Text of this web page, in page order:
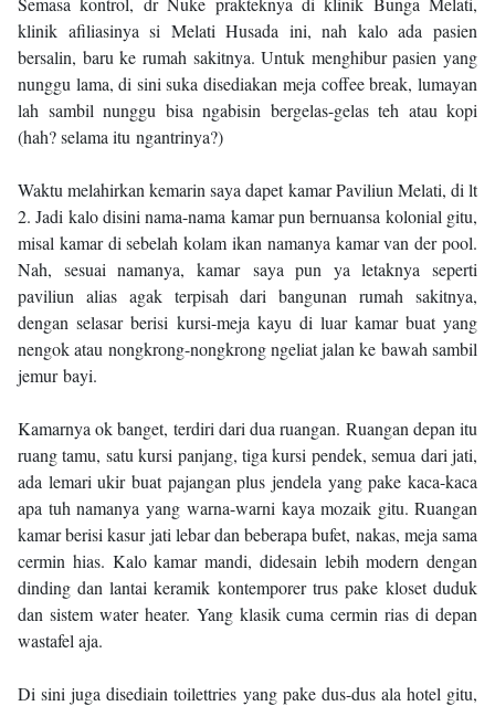
klinik afiliasinya si Melati Husada ini, nah kalo ada pasien
bersalin, baru ke rumah sakitnya. Untuk menghibur pasien yang
nunggu lama, di sini suka disediakan meja coffee break, lumayan
lah sambil nunggu bisa ngabisin bergelas-gelas teh atau kopi
(hah? selama itu ngantrinya?)
Waktu melahirkan kemarin saya dapet kamar Paviliun Melati, di lt
2. Jadi kalo disini nama-nama kamar pun bernuansa kolonial gitu,
misal kamar di sebelah kolam ikan namanya kamar van der pool.
Nah, sesuai namanya, kamar saya pun ya letaknya seperti
paviliun alias agak terpisah dari bangunan rumah sakitnya,
dengan selasar berisi kursi-meja kayu di luar kamar buat yang
nengok atau nongkrong-nongkrong ngeliat jalan ke bawah sambil
jemur bayi.
Kamarnya ok banget, terdiri dari dua ruangan. Ruangan depan itu
ruang tamu, satu kursi panjang, tiga kursi pendek, semua dari jati,
ada lemari ukir buat pajangan plus jendela yang pake kaca-kaca
apa tuh namanya yang warna-warni kaya mozaik gitu. Ruangan
kamar berisi kasur jati lebar dan beberapa bufet, nakas, meja sama
cermin hias. Kalo kamar mandi, didesain lebih modern dengan
dinding dan lantai keramik kontemporer trus pake kloset duduk
dan sistem water heater. Yang klasik cuma cermin rias di depan
wastafel aja.
Di sini juga disediain toilettries yang pake dus-dus ala hotel gitu,